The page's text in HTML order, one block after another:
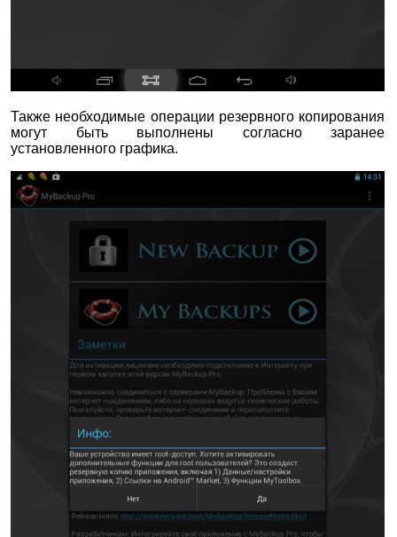
Также необходимые операции резервного копирования
могут быть выполнены согласно заранее
установленного графика.